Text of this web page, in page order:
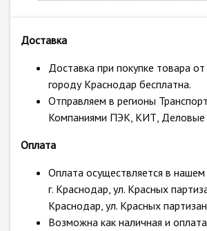
Доставка
Доставка при покупке товара
городу Краснодар бесплатна.
Отправляем в регионы
Компаниями ПЭК, КИТ, Деловые
Оплата
Оплата осуществляется в
г. Краснодар, ул. Красных
Краснодар, ул. Красных
Возможна как наличная и